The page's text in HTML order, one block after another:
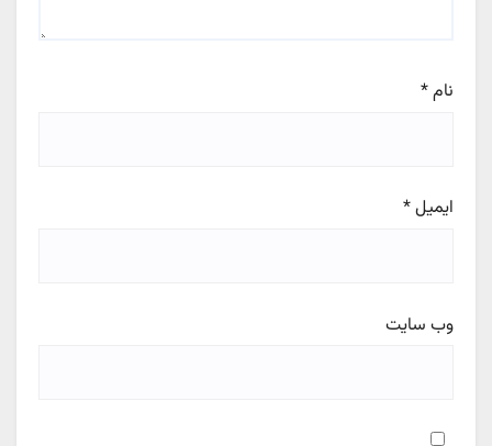
نام*
ایمیل*
وب‌ سایت